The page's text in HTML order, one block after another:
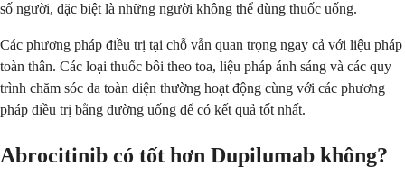
số người, đặc biệt là những người không thể dùng thuốc uống.
Các phương pháp điều trị tại chỗ vẫn quan trọng ngay cả với liệu pháp
toàn thân. Các loại thuốc bôi theo toa, liệu pháp ánh sáng và các quy
trình chăm sóc da toàn diện thường hoạt động cùng với các phương
pháp điều trị bằng đường uống để có kết quả tốt nhất.
Abrocitinib có tốt hơn Dupilumab không?